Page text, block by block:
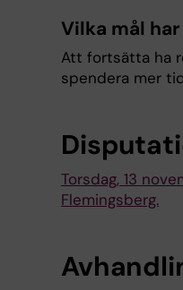
Vilka mål
Att fortsätta ha
spendera mer
Torsdag, 13
Flemingsberg.